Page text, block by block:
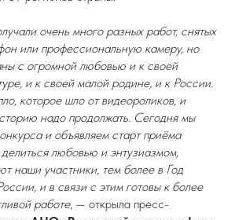
очень много разных работ, снятых
или профессиональную камеру, но
с огромной любовью и к своей
и к своей малой родине, и к России.
которое шло от видеороликов, и
надо продолжать. Сегодня мы
и объявляем старт приёма
любовью и энтузиазмом,
наши участники, тем более в Год
и в связи с этим готовы к более
работе, — открыла пресс-